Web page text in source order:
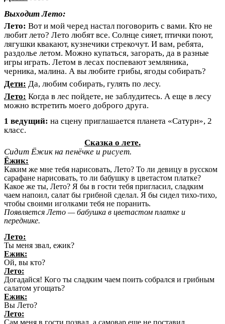
Выходит Лето:
Лето: Вот и мой черед настал поговорить с вами. Кто не
любит лето? Лето любят все. Солнце сияет, птички поют,
лягушки квакают, кузнечики стрекочут. И вам, ребята,
раздолье летом. Можно купаться, загорать, да в разные
игры играть. Летом в лесах поспевают земляника,
черника, малина. А вы любите грибы, ягоды собирать?
Дети: Да, любим собирать, гулять по лесу.
Лето: Когда в лес пойдете, не заблудитесь. А еще в лесу
можно встретить моего доброго друга.
1 ведущий: на сцену приглашается планета «Сатурн», 2
класс.
Сказка о лете.
Сидит Ёжик на пенёчке и рисует.
Ёжик:
Каким же мне тебя нарисовать, Лето? То ли девицу в русском
сарафане нарисовать, то ли бабушку в цветастом платке?
Какое же ты, Лето? Я бы в гости тебя пригласил, сладким
чаем напоил, салат бы грибной сделал. Я бы сидел тихо-тихо,
чтобы своими иголками тебя не поранить.
Появляется Лето — бабушка в цветастом платке и
переднике.
Лето:
Ты меня звал, ежик?
Ежик:
Ой, вы кто?
Лето:
Догадайся! Кого ты сладким чаем поить собрался и грибным
салатом угощать?
Ежик:
Вы Лето?
Лето: